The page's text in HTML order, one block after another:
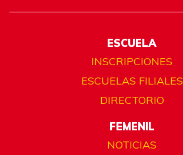
ESCUELA
INSCRIPCIONES
ESCUELAS FILIALES
DIRECTORIO
FEMENIL
NOTICIAS